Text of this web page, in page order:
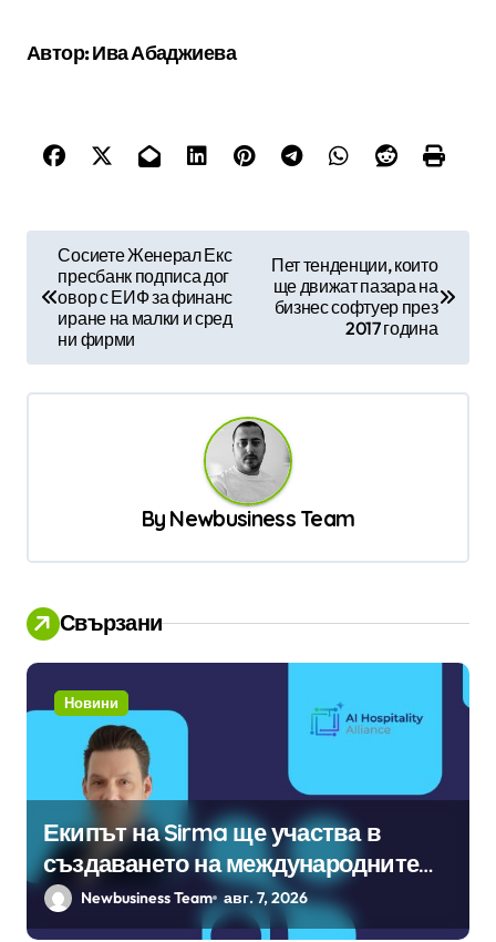
Автор: Ива Абаджиева
и
г
Сосиете Женерал Екс
пресбанк подписа дог
овор с ЕИФ за финанс
иране на малки и сред
ни фирми
Пет тенденции, които
ще движат пазара на
бизнес софтуер през
2017 година
By Newbusiness Team
Свързани
Новини
Екипът на Sirma ще участва в
създаването на международните
стандарти за навлизане на
изкуствен интелект в
Newbusiness Team авг. 7, 2026